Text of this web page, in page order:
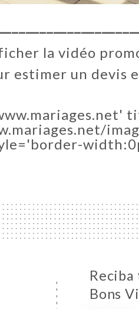
la vidéo
estimer un devis
Reciba
Bons